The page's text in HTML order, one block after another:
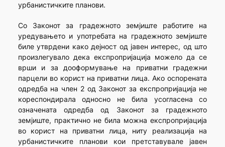
урбанистичките планови.
Со Законот за градежното земјиште работите на
уредувањето и употребата на градежното земјиште
биле утврдени како дејност од јавен интерес, од што
произлегувало дека експропријација можело да се
врши и за дооформување на приватни градежни
парцели во корист на приватни лица. Ако оспорената
одредба на член 2 од Законот за експропријација не
кореспондирала односно не била усогласена со
означената одредба од Законот за градежното
земјиште, практично не била можна експропријација
во корист на приватни лица, ниту реализација на
урбанистичките планови кои претставувале јавен